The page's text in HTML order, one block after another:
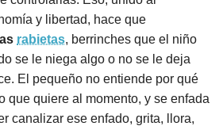
y libertad, hace que
rabietas, berrinches que el niño
se le niega algo o no se le deja
El pequeño no entiende por qué
que quiere al momento, y se enfada
canalizar ese enfado, grita, llora,